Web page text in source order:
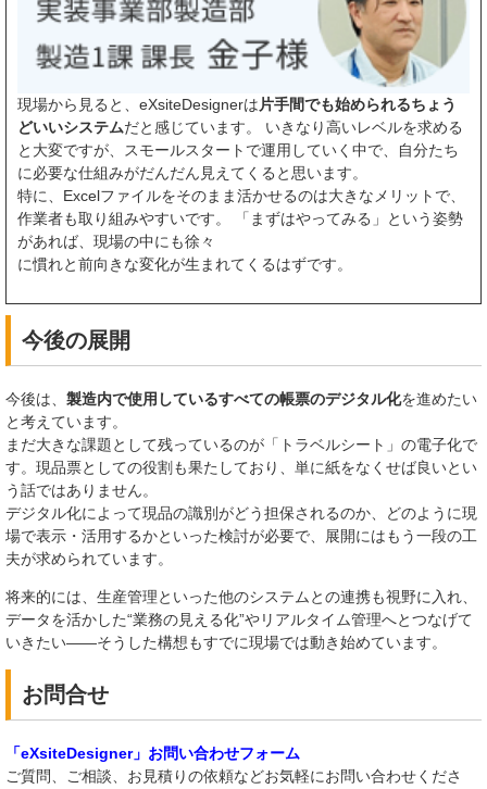
現場から見ると、eXsiteDesignerは片手間でも始められるちょう
どいいシステムだと感じています。 いきなり高いレベルを求める
と大変ですが、スモールスタートで運用していく中で、自分たち
に必要な仕組みがだんだん見えてくると思います。
特に、Excelファイルをそのまま活かせるのは大きなメリットで、
作業者も取り組みやすいです。 「まずはやってみる」という姿勢
があれば、現場の中にも徐々
に慣れと前向きな変化が生まれてくるはずです。
今後の展開
今後は、 製造内で使用しているすべての帳票のデジタル化を進めたい
と考えています。
まだ大きな課題として残っているのが「トラベルシート」の電子化で
す。現品票としての役割も果たしており、単に紙をなくせば良いとい
う話ではありません。
デジタル化によって現品の識別がどう担保されるのか、どのように現
場で表示・活用するかといった検討が必要で、展開にはもう一段の工
夫が求められています。
将来的には、生産管理といった他のシステムとの連携も視野に入れ、
データを活かした“業務の見える化”やリアルタイム管理へとつなげて
いきたい――そうした構想もすでに現場では動き始めています。
お問合せ
「eXsiteDesigner」お問い合わせフォーム
ご質問、ご相談、お見積りの依頼などお気軽にお問い合わせくださ